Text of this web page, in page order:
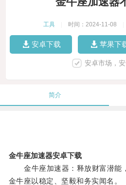
工具 时间：2024-11-08
安卓下载 苹果下
安卓市场，
简介
金牛座加速器安卓下载
金牛座加速器：释放财富潜能
金牛座以稳定、坚毅和务实闻名。